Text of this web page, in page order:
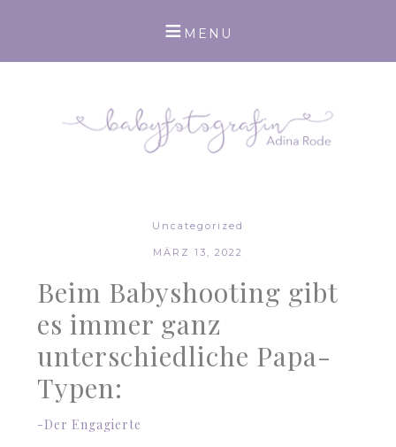
Uncategorized
MÄRZ 13, 2022
Beim Babyshooting gibt
es immer ganz
unterschiedliche Papa-
Typen:
-Der Engagierte